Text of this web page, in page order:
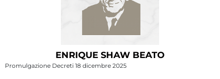
ENRIQUE SHAW BEATO
Promulgazione Decreti 18 dicembre 2025